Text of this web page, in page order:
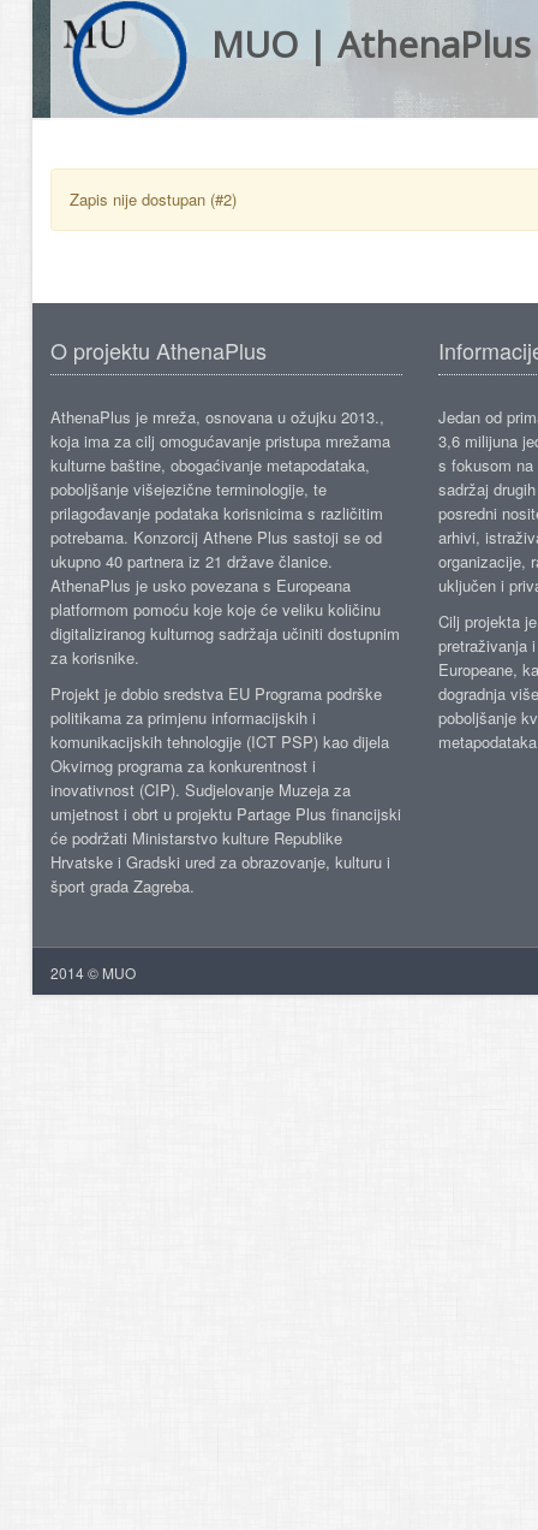
MUO | AthenaPlus
Zapis nije dostupan (#2)
O projektu AthenaPlus
AthenaPlus je mreža, osnovana u ožujku 2013.,
koja ima za cilj omogućavanje pristupa mrežama
kulturne baštine, obogaćivanje metapodataka,
poboljšanje višejezične terminologije, te
prilagođavanje podataka korisnicima s različitim
potrebama. Konzorcij Athene Plus sastoji se od
ukupno 40 partnera iz 21 države članice.
AthenaPlus je usko povezana s Europeana
platformom pomoću koje koje će veliku količinu
digitaliziranog kulturnog sadržaja učiniti dostupnim
za korisnike.
Projekt je dobio sredstva EU Programa podrške
politikama za primjenu informacijskih i
komunikacijskih tehnologije (ICT PSP) kao dijela
Okvirnog programa za konkurentnost i
inovativnost (CIP). Sudjelovanje Muzeja za
umjetnost i obrt u projektu Partage Plus financijski
će podržati Ministarstvo kulture Republike
Hrvatske i Gradski ured za obrazovanje, kulturu i
šport grada Zagreba.
Jedan od
3,6 milijuna
s fokusom
sadržaj
posredni
arhivi,
organizacije,
uključen i
Cilj projekta
pretraživanja
Europeane,
dogradnja
poboljšanje
2014 © MUO